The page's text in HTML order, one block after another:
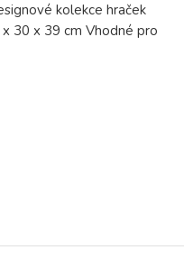
kolekce hraček
30 x 39 cm Vhodné pro